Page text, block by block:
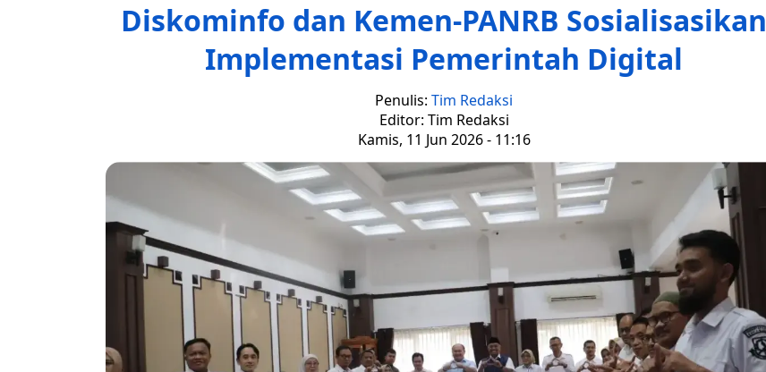
Diskominfo dan Kemen-PANRB Sosialisasikan
Implementasi Pemerintah Digital
Penulis: Tim Redaksi
Editor: Tim Redaksi
Kamis, 11 Jun 2026 - 11:16